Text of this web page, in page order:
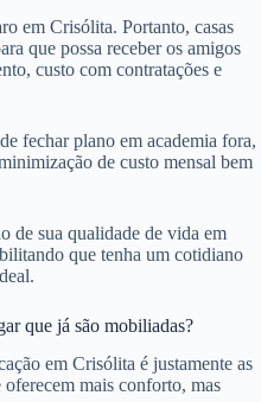
em Crisólita. Portanto, casas
que possa receber os amigos
custo com contratações e
fechar plano em academia fora,
de custo mensal bem
de sua qualidade de vida em
que tenha um cotidiano
que já são mobiliadas?
em Crisólita é justamente as
mais conforto, mas